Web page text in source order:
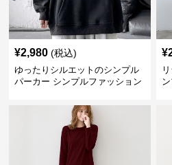
¥2,980 (税込)
ゆったりシルエットのシンプル
パーカー シンプルファッション
¥